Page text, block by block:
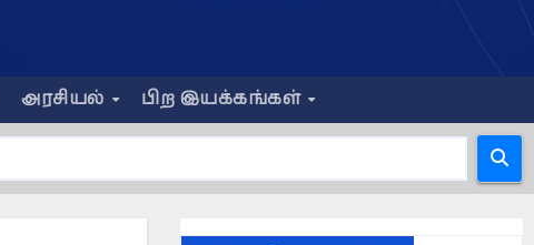
அரசியல் பிற இயக்கங்கள்